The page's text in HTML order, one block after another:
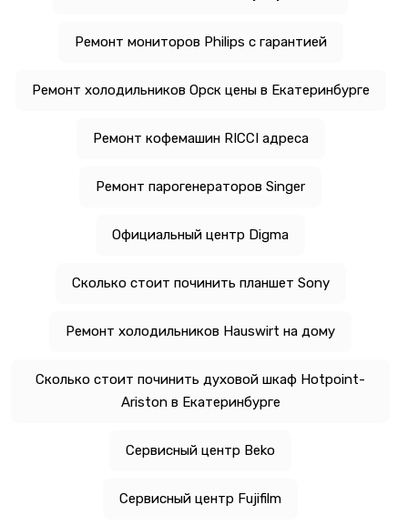
Ремонт мониторов Philips с гарантией
Ремонт холодильников Орск цены в Екатеринбурге
Ремонт кофемашин RICCI адреса
Ремонт парогенераторов Singer
Официальный центр Digma
Сколько стоит починить планшет Sony
Ремонт холодильников Hauswirt на дому
Сколько стоит починить духовой шкаф Hotpoint-
Ariston в Екатеринбурге
Сервисный центр Beko
Сервисный центр Fujifilm